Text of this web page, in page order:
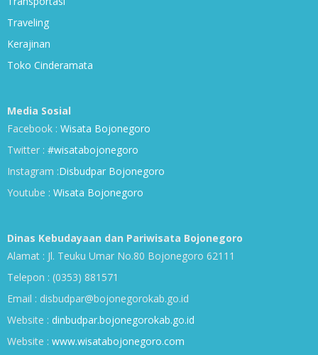
Traveling
Kerajinan
Toko Cinderamata
Media Sosial
Facebook : Wisata Bojonegoro
Twitter : #wisatabojonegoro
Instagram :Disbudpar Bojonegoro
Youtube : Wisata Bojonegoro
Dinas Kebudayaan dan Pariwisata Bojonegoro
Alamat : Jl. Teuku Umar No.80 Bojonegoro 62111
Telepon : (0353) 881571
Email : disbudpar@bojonegorokab.go.id
Website : dinbudpar.bojonegorokab.go.id
Website : www.wisatabojonegoro.com